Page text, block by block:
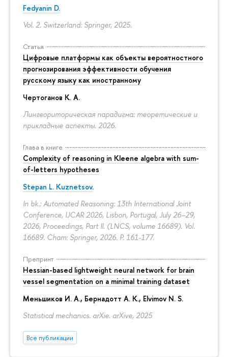
Fedyanin D.
Vol. 2. Switzerland: Springer, 2025.
Статья
Цифровые платформы как объекты вероятностного
прогнозирования эффективности обучения
русскому языку как иностранному
Чертоганов К. А.
Лингвориторическая парадигма: теоретические и
прикладные аспекты. 2026.
Глава в книге
Complexity of reasoning in Kleene algebra with sum-
of-letters hypotheses
Stepan L. Kuznetsov.
In bk.: Automated Reasoning: 13th International Joint
Conference, IJCAR 2026, Lisbon, Portugal, July 26–29,
2026, Proceedings, Part II. (LNCS, volume 16689). Vol.
16689. Cham: Springer, 2026. P. 161-177.
Препринт
Hessian-based lightweight neural network for brain
vessel segmentation on a minimal training dataset
Меньшиков И. А., Бернадотт А. К., Elvimov N. S.
Statistical mechanics. arXie. arXive, 2025
Все публикации